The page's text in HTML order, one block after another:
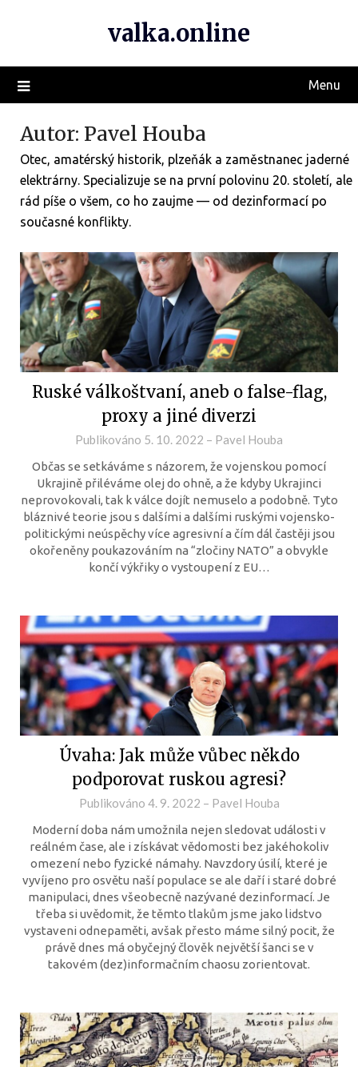
valka.online
Menu
Autor: Pavel Houba
Otec, amatérský historik, plzeňák a zaměstnanec jaderné
elektrárny. Specializuje se na první polovinu 20. století, ale
rád píše o všem, co ho zaujme — od dezinformací po
současné konflikty.
Ruské válkoštvaní, aneb o false-flag,
proxy a jiné diverzi
Publikováno 5. 10. 2022 – Pavel Houba
Občas se setkáváme s názorem, že vojenskou pomocí
Ukrajině přiléváme olej do ohně, a že kdyby Ukrajinci
neprovokovali, tak k válce dojít nemuselo a podobně. Tyto
bláznivé teorie jsou s dalšími a dalšími ruskými vojensko-
politickými neúspěchy více agresivní a čím dál častěji jsou
okořeněny poukazováním na “zločiny NATO” a obvykle
končí výkřiky o vystoupení z EU…
Úvaha: Jak může vůbec někdo
podporovat ruskou agresi?
Publikováno 4. 9. 2022 – Pavel Houba
Moderní doba nám umožnila nejen sledovat události v
reálném čase, ale i získávat vědomosti bez jakéhokoliv
omezení nebo fyzické námahy. Navzdory úsilí, které je
vyvíjeno pro osvětu naší populace se ale daří i staré dobré
manipulaci, dnes všeobecně nazývané dezinformací. Je
třeba si uvědomit, že těmto tlakům jsme jako lidstvo
vystaveni odnepaměti, avšak přesto máme silný pocit, že
právě dnes má obyčejný člověk největší šanci se v
takovém (dez)informačním chaosu zorientovat.